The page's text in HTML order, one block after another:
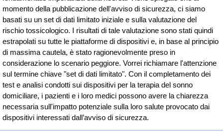
momento della pubblicazione dell'avviso di sicurezza, ci siamo
basati su un set di dati limitato iniziale e sulla valutazione del
rischio tossicologico. I risultati di tale valutazione sono stati quindi
estrapolati su tutte le piattaforme di dispositivi e, in base al principio
di massima cautela, è stato ragionevolmente preso in
considerazione lo scenario peggiore. Vorrei richiamare l'attenzione
sul termine chiave "set di dati limitato". Con il completamento dei
test e analisi condotti sui dispositivi per la terapia del sonno
domiciliare, i pazienti e i loro medici possono avere la chiarezza
necessaria sull'impatto potenziale sulla loro salute provocato dai
dispositivi interessati dall’avviso di sicurezza.